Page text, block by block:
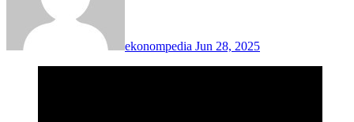
ekonompedia Jun 28, 2025